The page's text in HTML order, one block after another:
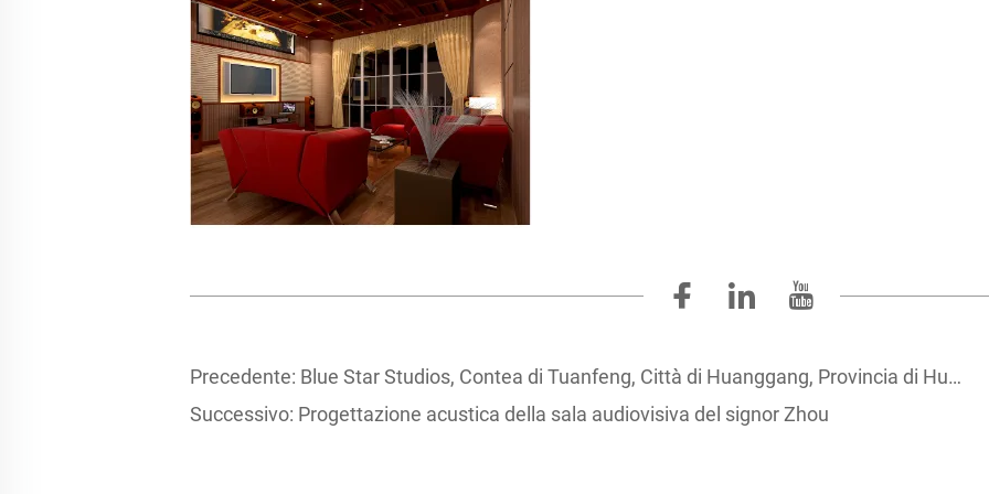
Precedente: Blue Star Studios, Contea di Tuanfeng, Città di Huanggang, Provincia di Hubei
Successivo: Progettazione acustica della sala audiovisiva del signor Zhou